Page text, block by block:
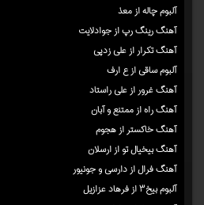
آلبوم چاله از معذ
آهنگ رینگ رپ از جوادلایت
آهنگ تکرار از علی زدپی
آلبوم ساقی از ع ارف
آهنگ غرور از علی راستاد
آهنگ راه از ممتنع و آبان
آهنگ خاکستر از هجوم
آهنگ بیخیال تو از ارسلان
آهنگ فرال از دارسی و جونیور
آلبوم بیخ۳ از فرهاد عزازیل